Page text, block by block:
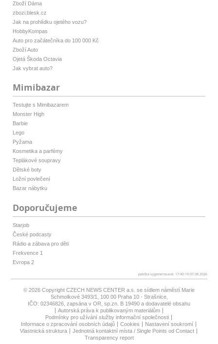
Zboží Dáma
zbozi.blesk.cz
Jak na prohlídku ojetého vozu?
HobbyKompas
Auto pro začátečníka do 100 000 Kč
Zboží Auto
Ojetá Škoda Octavia
Jak vybrat auto?
Mimibazar
Testujte s Mimibazarem
Monster High
Barbie
Lego
Pyžama
Kosmetika a parfémy
Teplákové soupravy
Dětské boty
Ložní povlečení
Bazar nábytku
Doporučujeme
Starjob
České podcasty
Rádio a zábava pro děti
Frekvence 1
Evropa 2
patička vygenerovaná: 17:40:19 07.08.2026
© 2026 Copyright CZECH NEWS CENTER a.s. se sídlem náměstí Marie
Schmolkové 3493/1, 100 00 Praha 10 - Strašnice,
IČO: 02346826, zapsána v OR, sp.zn. B 19490 a dodavatelé obsahu
Autorská práva k publikovaným materiálům
Podmínky pro užívání služby informační společnosti
Informace o zpracování osobních údajů
Cookies
Nastavení soukromí
Vlastnická struktura
Jednotná kontaktní místa / Single Points od Contact
Transparency report